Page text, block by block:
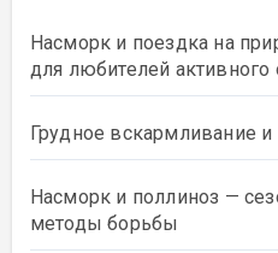
Насморк и поездка на
для любителей активного
Грудное вскармливание
Насморк и поллиноз —
методы борьбы